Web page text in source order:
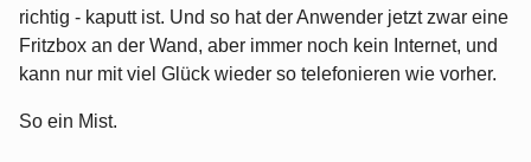
richtig - kaputt ist. Und so hat der Anwender jetzt zwar eine
Fritzbox an der Wand, aber immer noch kein Internet, und
kann nur mit viel Glück wieder so telefonieren wie vorher.
So ein Mist.